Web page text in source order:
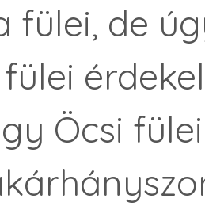
fülei, de
Öcsi